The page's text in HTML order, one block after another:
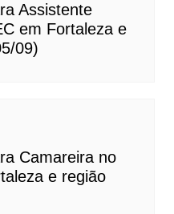
Assistente
em Fortaleza e
09)
Camareira no
e região